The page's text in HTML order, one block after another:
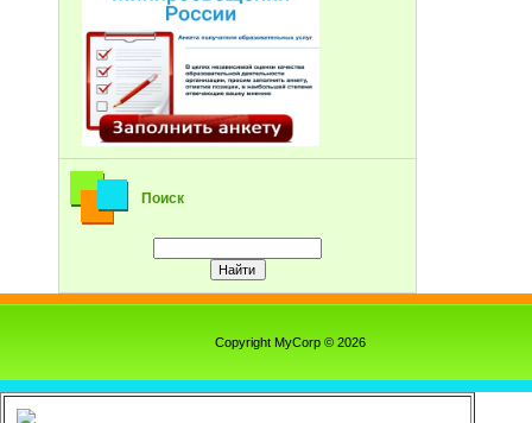
Поиск
Copyright MyCorp © 2026